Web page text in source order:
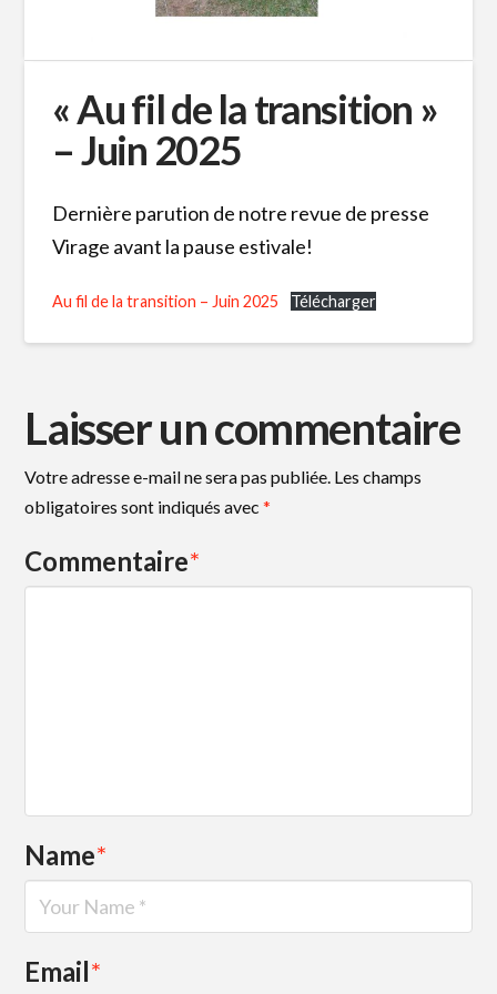
« Au fil de la transition »
– Juin 2025
Dernière parution de notre revue de presse
Virage avant la pause estivale!
Au fil de la transition – Juin 2025 Télécharger
Laisser un commentaire
Votre adresse e-mail ne sera pas publiée. Les champs
obligatoires sont indiqués avec*
Commentaire*
Name*
Email*